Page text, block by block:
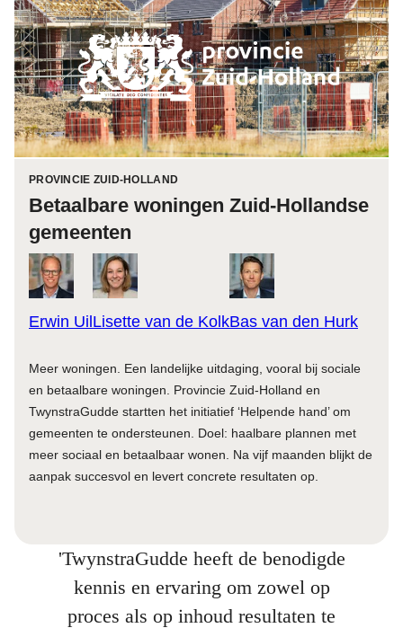
PROVINCIE ZUID-HOLLAND
Betaalbare woningen Zuid-Hollandse
gemeenten
Erwin UilLisette van de KolkBas van den Hurk
Meer woningen. Een landelijke uitdaging, vooral bij sociale
en betaalbare woningen. Provincie Zuid-Holland en
TwynstraGudde startten het initiatief ‘Helpende hand’ om
gemeenten te ondersteunen. Doel: haalbare plannen met
meer sociaal en betaalbaar wonen. Na vijf maanden blijkt de
aanpak succesvol en levert concrete resultaten op.
'TwynstraGudde heeft de benodigde
kennis en ervaring om zowel op
proces als op inhoud resultaten te